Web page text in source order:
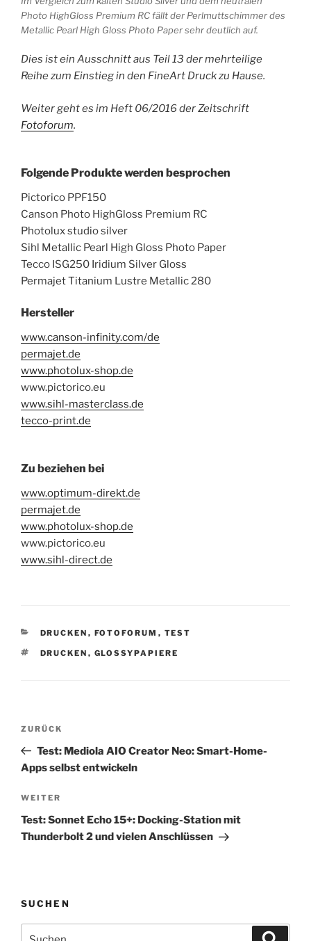
Photo HighGloss Premium RC fällt der Perlmuttschimmer des
Metallic Pearl High Gloss Photo Paper sehr deutlich auf.
Dies ist ein Ausschnitt aus Teil 13 der mehrteilige
Reihe zum Einstieg in den FineArt Druck zu Hause.
Weiter geht es im Heft 06/2016 der Zeitschrift
Fotoforum.
Folgende Produkte werden besprochen
Pictorico PPF150
Canson Photo HighGloss Premium RC
Photolux studio silver
Sihl Metallic Pearl High Gloss Photo Paper
Tecco ISG250 Iridium Silver Gloss
Permajet Titanium Lustre Metallic 280
Hersteller
www.canson-infinity.com/de
permajet.de
www.photolux-shop.de
www.pictorico.eu
www.sihl-masterclass.de
tecco-print.de
Zu beziehen bei
www.optimum-direkt.de
permajet.de
www.photolux-shop.de
www.pictorico.eu
www.sihl-direct.de
KATEGORIEN
DRUCKEN , FOTOFORUM , TEST
SCHLAGWÖRTER
DRUCKEN , GLOSSYPAPIERE
Beitragsnavigation
Vorheriger
Beitrag
ZURÜCK
Test: Mediola AIO Creator Neo: Smart-Home-
Apps selbst entwickeln
Nächster
Beitrag
WEITER
Test: Sonnet Echo 15+: Docking-Station mit
Thunderbolt 2 und vielen Anschlüssen
SUCHEN